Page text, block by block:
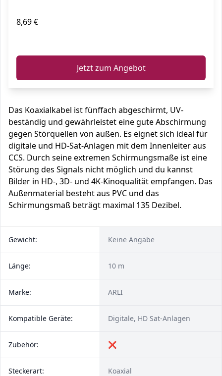
8,69 €
Jetzt zum Angebot
Das Koaxialkabel ist fünffach abgeschirmt, UV-
beständig und gewährleistet eine gute Abschirmung
gegen Störquellen von außen. Es eignet sich ideal für
digitale und HD-Sat-Anlagen mit dem Innenleiter aus
CCS. Durch seine extremen Schirmungsmaße ist eine
Störung des Signals nicht möglich und du kannst
Bilder in HD-, 3D- und 4K-Kinoqualität empfangen. Das
Außenmaterial besteht aus PVC und das
Schirmungsmaß beträgt maximal 135 Dezibel.
Gewicht: Keine Angabe
Länge: 10 m
Marke: ARLI
Kompatible Geräte: Digitale, HD Sat-Anlagen
Zubehör: ❌
Steckerart: Koaxial